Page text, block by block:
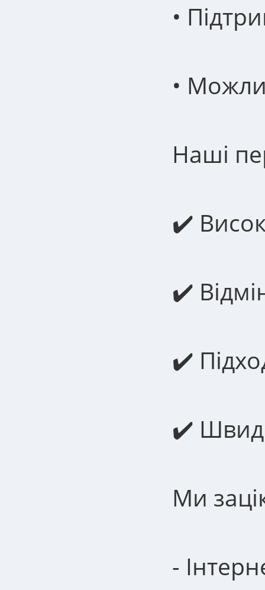
•
•
Наші
​​✔️
✔️
✔️
✔️
Ми
-